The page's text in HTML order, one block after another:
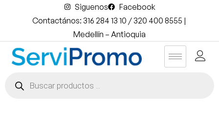
Siguenos
Facebook
Contactános: 316 284 13 10 / 320 400 8555 |
Medellín – Antioquia